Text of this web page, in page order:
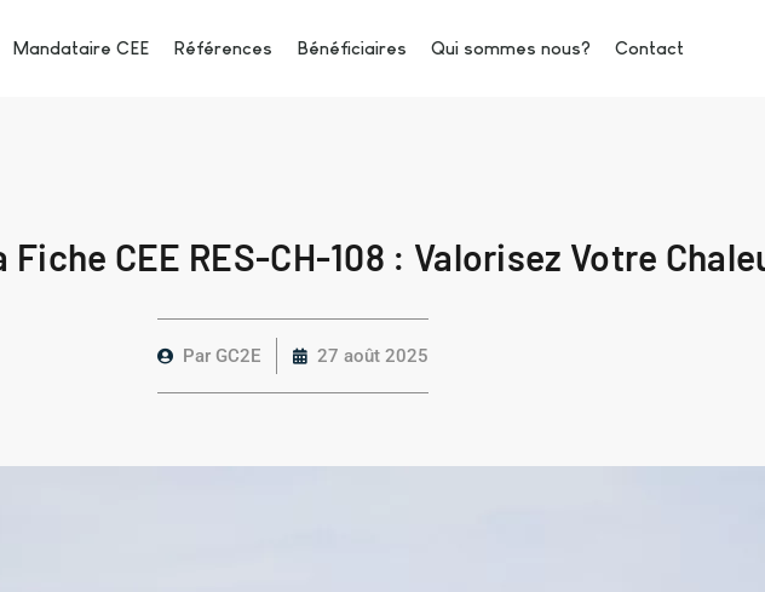
Mandataire CEE Références Bénéficiaires Qui sommes nous? Contact
CEE RES-CH-108 : Valorisez Votre
Par GC2E 27 août 2025